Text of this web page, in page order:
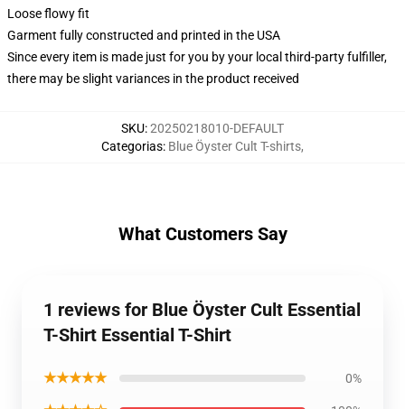
Loose flowy fit
Garment fully constructed and printed in the USA
Since every item is made just for you by your local third-party fulfiller,
there may be slight variances in the product received
SKU:20250218010-DEFAULT
Categorias: Blue Öyster Cult T-shirts,
What Customers Say
1 reviews for Blue Öyster Cult Essential
T-Shirt Essential T-Shirt
★★★★★ 0%